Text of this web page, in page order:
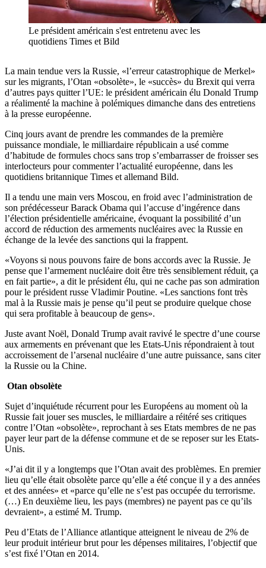
Le président américain s'est entretenu avec les
quotidiens Times et Bild
La main tendue vers la Russie, «l’erreur catastrophique de Merkel»
sur les migrants, l’Otan «obsolète», le «succès» du Brexit qui verra
d’autres pays quitter l’UE: le président américain élu Donald Trump
a réalimenté la machine à polémiques dimanche dans des entretiens
à la presse européenne.
Cinq jours avant de prendre les commandes de la première
puissance mondiale, le milliardaire républicain a usé comme
d’habitude de formules chocs sans trop s’embarrasser de froisser ses
interlocteurs pour commenter l’actualité européenne, dans les
quotidiens britannique Times et allemand Bild.
Il a tendu une main vers Moscou, en froid avec l’administration de
son prédécesseur Barack Obama qui l’accuse d’ingérence dans
l’élection présidentielle américaine, évoquant la possibilité d’un
accord de réduction des armements nucléaires avec la Russie en
échange de la levée des sanctions qui la frappent.
«Voyons si nous pouvons faire de bons accords avec la Russie. Je
pense que l’armement nucléaire doit être très sensiblement réduit, ça
en fait partie», a dit le président élu, qui ne cache pas son admiration
pour le président russe Vladimir Poutine. «Les sanctions font très
mal à la Russie mais je pense qu’il peut se produire quelque chose
qui sera profitable à beaucoup de gens».
Juste avant Noël, Donald Trump avait ravivé le spectre d’une course
aux armements en prévenant que les Etats-Unis répondraient à tout
accroissement de l’arsenal nucléaire d’une autre puissance, sans citer
la Russie ou la Chine.
Otan obsolète
Sujet d’inquiétude récurrent pour les Européens au moment où la
Russie fait jouer ses muscles, le milliardaire a réitéré ses critiques
contre l’Otan «obsolète», reprochant à ses Etats membres de ne pas
payer leur part de la défense commune et de se reposer sur les Etats-
Unis.
«J’ai dit il y a longtemps que l’Otan avait des problèmes. En premier
lieu qu’elle était obsolète parce qu’elle a été conçue il y a des années
et des années» et «parce qu’elle ne s’est pas occupée du terrorisme.
(…) En deuxième lieu, les pays (membres) ne payent pas ce qu’ils
devraient», a estimé M. Trump.
Peu d’Etats de l’Alliance atlantique atteignent le niveau de 2% de
leur produit intérieur brut pour les dépenses militaires, l’objectif que
s’est fixé l’Otan en 2014.